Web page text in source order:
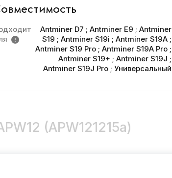
Antminer D7 ;Antminer E9 ;Antminer
S19 ;Antminer S19i ;Antminer S19A ;
Antminer S19 Pro ;Antminer S19A Pro ;
Antminer S19+ ;Antminer S19J ;
Antminer S19J Pro ;Универсальный
(APW121215a)